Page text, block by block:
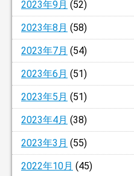
2023年9月 (52)
2023年8月 (58)
2023年7月 (54)
2023年6月 (51)
2023年5月 (51)
2023年4月 (38)
2023年3月 (55)
2022年10月 (45)